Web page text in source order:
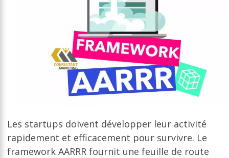
Les startups doivent développer leur activité
rapidement et efficacement pour survivre. Le
framework AARRR fournit une feuille de route